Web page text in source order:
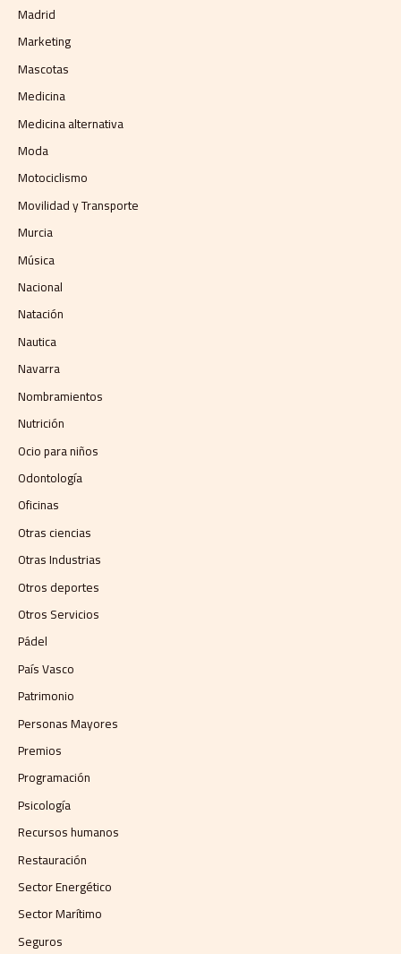
Madrid
Marketing
Mascotas
Medicina
Medicina alternativa
Moda
Motociclismo
Movilidad y Transporte
Murcia
Música
Nacional
Natación
Nautica
Navarra
Nombramientos
Nutrición
Ocio para niños
Odontología
Oficinas
Otras ciencias
Otras Industrias
Otros deportes
Otros Servicios
Pádel
País Vasco
Patrimonio
Personas Mayores
Premios
Programación
Psicología
Recursos humanos
Restauración
Sector Energético
Sector Marítimo
Seguros